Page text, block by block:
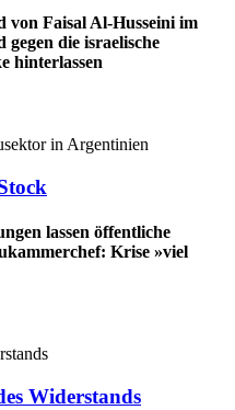
von Faisal Al-Husseini im
die israelische
hinterlassen
in Argentinien
lassen öffentliche
Krise »viel
Widerstands